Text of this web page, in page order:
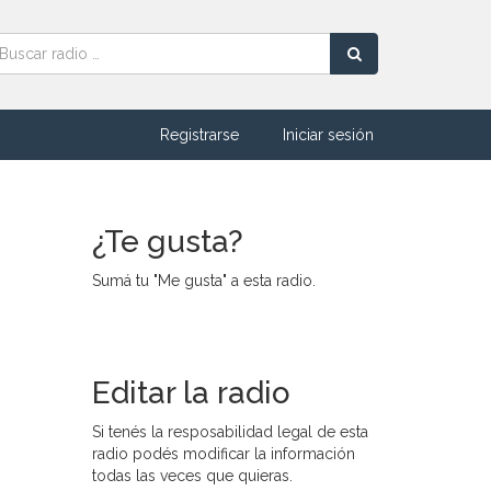
Registrarse Iniciar sesión
¿Te gusta?
Sumá tu "Me gusta" a esta radio.
Editar la radio
Si tenés la resposabilidad legal de esta
radio podés modificar la información
todas las veces que quieras.